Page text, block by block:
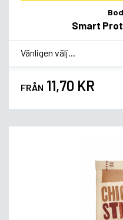
Smart
* Smagsvariant
FRÅN 11,70 KR